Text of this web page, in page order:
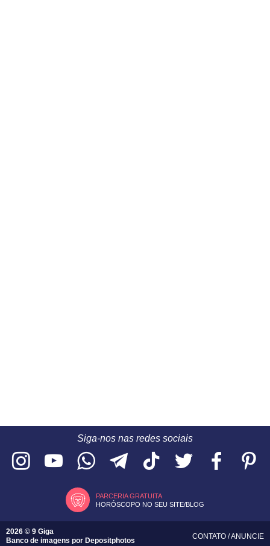
Siga-nos nas redes sociais
PARCERIA GRATUITA
HORÓSCOPO NO SEU SITE/BLOG
2026 © 9 Giga
Banco de imagens por Depositphotos
CONTATO /ANUNCIE